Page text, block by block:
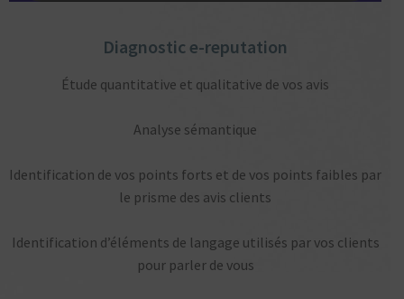
Diagnostic e-reputation
Étude quantitative et qualitative de vos avis
Analyse sémantique
Identification de vos points forts et de vos points faibles par
le prisme des avis clients
Identification d’éléments de langage utilisés par vos clients
pour parler de vous